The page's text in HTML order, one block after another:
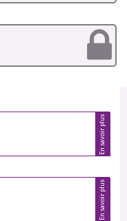
En savoir plus
En savoir plus